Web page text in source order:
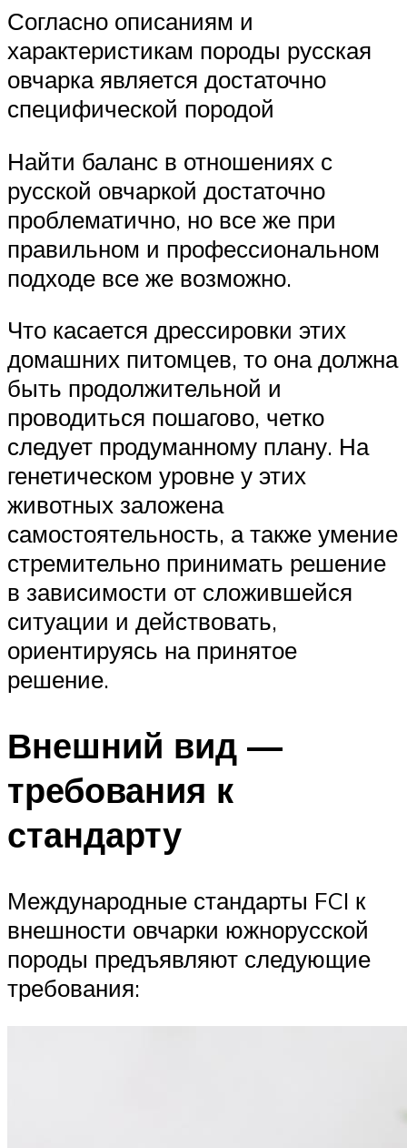
Согласно описаниям и
характеристикам породы русская
овчарка является достаточно
специфической породой
Найти баланс в отношениях с
русской овчаркой достаточно
проблематично, но все же при
правильном и профессиональном
подходе все же возможно.
Что касается дрессировки этих
домашних питомцев, то она должна
быть продолжительной и
проводиться пошагово, четко
следует продуманному плану. На
генетическом уровне у этих
животных заложена
самостоятельность, а также умение
стремительно принимать решение
в зависимости от сложившейся
ситуации и действовать,
ориентируясь на принятое
решение.
Внешний вид —
требования к
стандарту
Международные стандарты FCI к
внешности овчарки южнорусской
породы предъявляют следующие
требования: